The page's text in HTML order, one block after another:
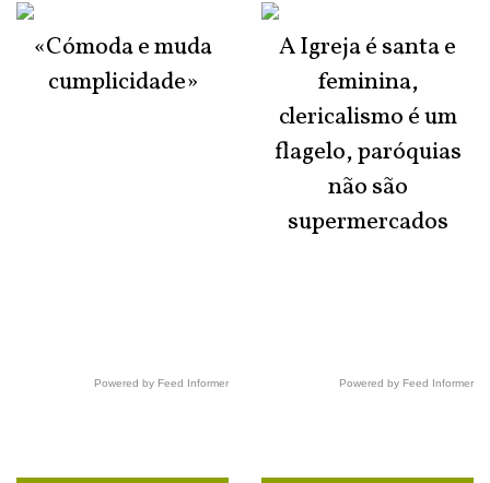
«Cómoda e muda
cumplicidade»
Powered by Feed Informer
A Igreja é santa e
feminina,
clericalismo é um
flagelo, paróquias
não são
supermercados
Powered by Feed Informer